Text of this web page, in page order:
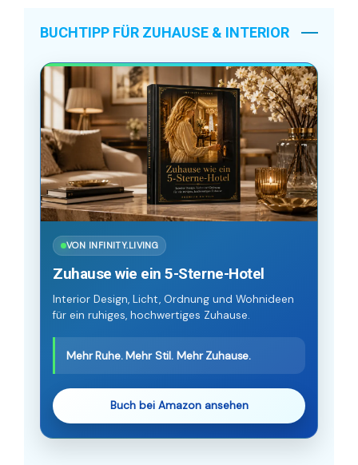
BUCHTIPP FÜR ZUHAUSE & INTERIOR
VON INFINITY.LIVING
Zuhause wie ein 5-Sterne-Hotel
Interior Design, Licht, Ordnung und Wohnideen
für ein ruhiges, hochwertiges Zuhause.
Mehr Ruhe. Mehr Stil. Mehr Zuhause.
Buch bei Amazon ansehen